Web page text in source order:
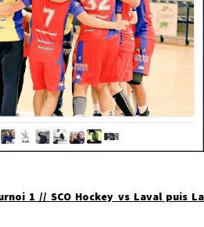
1 // SCO Hockey vs Laval puis La